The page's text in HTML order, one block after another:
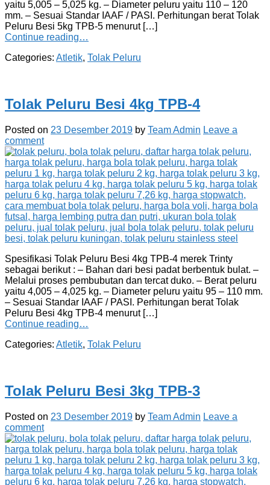
yaitu 5,005 – 5,025 kg. – Diameter peluru yaitu 110 – 120
mm. – Sesuai Standar IAAF / PASI. Perhitungan berat Tolak
Peluru Besi 5kg TPB-5 menurut […]
Continue reading…
Categories: Atletik, Tolak Peluru
Tolak Peluru Besi 4kg TPB-4
Posted on 23 Desember 2019 by Team Admin Leave a
comment
Spesifikasi Tolak Peluru Besi 4kg TPB-4 merek Trinty
sebagai berikut : – Bahan dari besi padat berbentuk bulat. –
Melalui proses pembubutan dan tercat duko. – Berat peluru
yaitu 4,005 – 4,025 kg. – Diameter peluru yaitu 95 – 110 mm.
– Sesuai Standar IAAF / PASI. Perhitungan berat Tolak
Peluru Besi 4kg TPB-4 menurut […]
Continue reading…
Categories: Atletik, Tolak Peluru
Tolak Peluru Besi 3kg TPB-3
Posted on 23 Desember 2019 by Team Admin Leave a
comment